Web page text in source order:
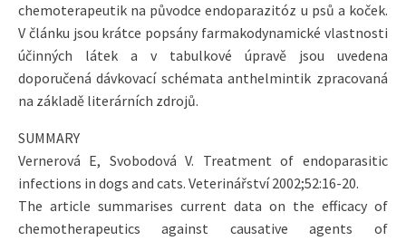
chemoterapeutik na původce endoparazitóz u psů a koček.
V článku jsou krátce popsány farmakodynamické vlastnosti
účinných látek a v tabulkové úpravě jsou uvedena
doporučená dávkovací schémata anthelmintik zpracovaná
na základě literárních zdrojů.
SUMMARY
Vernerová E, Svobodová V. Treatment of endoparasitic
infections in dogs and cats. Veterinářství 2002;52:16-20.
The article summarises current data on the efficacy of
chemotherapeutics against causative agents of